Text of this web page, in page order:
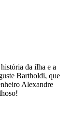
da ilha e a
Bartholdi, que
Alexandre